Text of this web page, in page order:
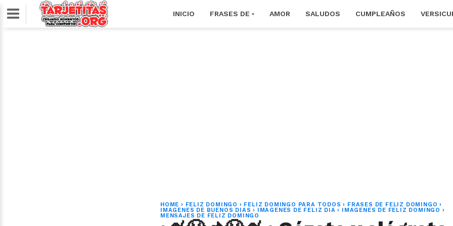
INICIO FRASES DE AMOR SALUDOS CUMPLEAÑOS
HOME › FELIZ DOMINGO › FELIZ DOMINGO PARA TODOS › FRASES DE FELIZ DOMINGO ›
IMAGENES DE BUENOS DIAS › IMAGENES DE FELIZ DIA › IMAGENES DE FELIZ DOMINGO ›
MENSAJES DE FELIZ DOMINGO